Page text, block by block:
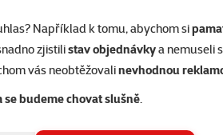
Například k tomu, abychom si
zjistilistav objednávkya nemuseli
vás neobtěžovalinevhodnou
se budeme chovat slušně.
2
2
☀️Léto